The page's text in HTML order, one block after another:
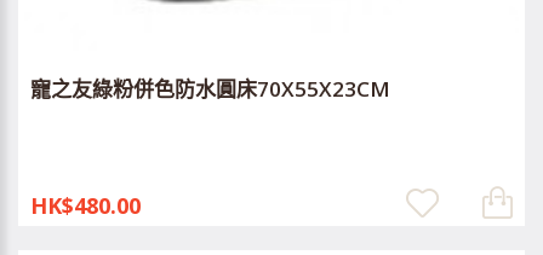
寵之友綠粉併色防水圓床70X55X23CM
HK$480.00